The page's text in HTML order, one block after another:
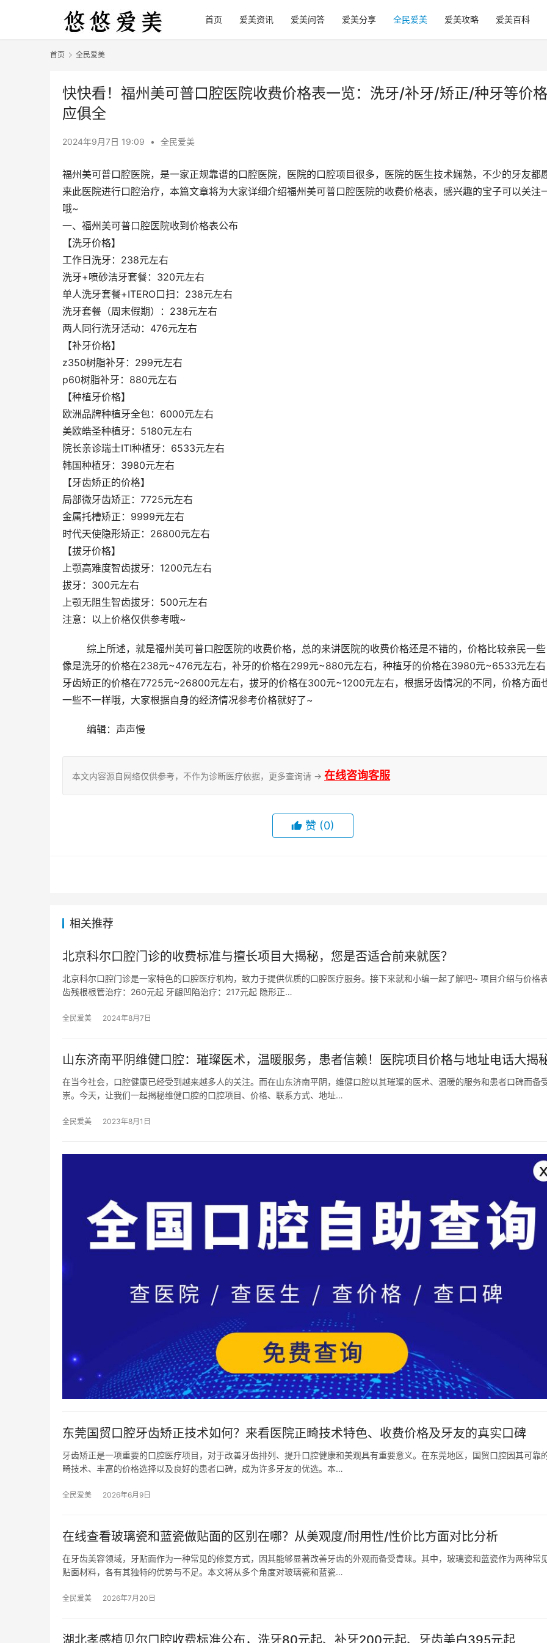
首页 爱美资讯 爱美问答 爱美分享 全民爱美 爱美攻略 爱美百科
首页 全民爱美
快快看！福州美可普口腔医院收费价格表一览：洗牙/补牙/矫正/种牙等价
应俱全
2024年9月7日 19:09 • 全民爱美
福州美可普口腔医院，是一家正规靠谱的口腔医院，医院的口腔项目很多，医院的医生技术娴熟，不少的牙友都
来此医院进行口腔治疗，本篇文章将为大家详细介绍福州美可普口腔医院的收费价格表，感兴趣的宝子可以关注
哦~
一、福州美可普口腔医院收到价格表公布
【洗牙价格】
工作日洗牙：238元左右
洗牙+喷砂洁牙套餐：320元左右
单人洗牙套餐+ITERO口扫：238元左右
洗牙套餐（周末假期）：238元左右
两人同行洗牙活动：476元左右
【补牙价格】
z350树脂补牙：299元左右
p60树脂补牙：880元左右
【种植牙价格】
欧洲品牌种植牙全包：6000元左右
美欧皓圣种植牙：5180元左右
院长亲诊瑞士ITI种植牙：6533元左右
韩国种植牙：3980元左右
【牙齿矫正的价格】
局部微牙齿矫正：7725元左右
金属托槽矫正：9999元左右
时代天使隐形矫正：26800元左右
【拔牙价格】
上颚高难度智齿拔牙：1200元左右
拔牙：300元左右
上颚无阻生智齿拔牙：500元左右
注意：以上价格仅供参考哦~
像是洗牙的价格在238元~476元左右，补牙的价格在299元~880元左右，种植牙的价格在3980元~6533元左右
牙齿矫正的价格在7725元~26800元左右，拔牙的价格在300元~1200元左右，根据牙齿情况的不同，价格方面
一些不一样哦，大家根据自身的经济情况参考价格就好了~
	编辑：声声慢
本文内容源自网络仅供参考，不作为诊断医疗依据，更多查询请 → 在线咨询客服
赞 (0)
相关推荐
北京科尔口腔门诊的收费标准与擅长项目大揭秘，您是否适合前来就医？
北京科尔口腔门诊是一家特色的口腔医疗机构，致力于提供优质的口腔医疗服务。接下来就和小编一起了解吧~ 项目介绍与价格
齿残根根管治疗：260元起 牙龈凹陷治疗：217元起 隐形正…
全民爱美 2024年8月7日
山东济南平阴维健口腔：璀璨医术，温暖服务，患者信赖！医院项目价格与地址电话大揭秘
在当今社会，口腔健康已经受到越来越多人的关注。而在山东济南平阴，维健口腔以其璀璨的医术、温暖的服务和患者口碑而备
崇。今天，让我们一起揭秘维健口腔的口腔项目、价格、联系方式、地址…
全民爱美 2023年8月1日
东莞国贸口腔牙齿矫正技术如何？来看医院正畸技术特色、收费价格及牙友的真实口碑
牙齿矫正是一项重要的口腔医疗项目，对于改善牙齿排列、提升口腔健康和美观具有重要意义。在东莞地区，国贸口腔因其可靠
畸技术、丰富的价格选择以及良好的患者口碑，成为许多牙友的优选。本…
全民爱美 2026年6月9日
在线查看玻璃瓷和蓝瓷做贴面的区别在哪？从美观度/耐用性/性价比方面对比分析
在牙齿美容领域，牙贴面作为一种常见的修复方式，因其能够显著改善牙齿的外观而备受青睐。其中，玻璃瓷和蓝瓷作为两种常
贴面材料，各有其独特的优势与不足。本文将从多个角度对玻璃瓷和蓝瓷…
全民爱美 2026年7月20日
湖北孝感植贝尔口腔收费标准公布，洗牙80元起、补牙200元起、牙齿美白395元起